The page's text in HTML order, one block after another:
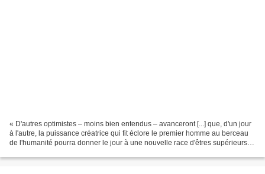
« D'autres optimistes – moins bien entendus – avanceront [...] que, d'un jour
à l'autre, la puissance créatrice qui fit éclore le premier homme au berceau
de l'humanité pourra donner le jour à une nouvelle race d'êtres supérieurs,